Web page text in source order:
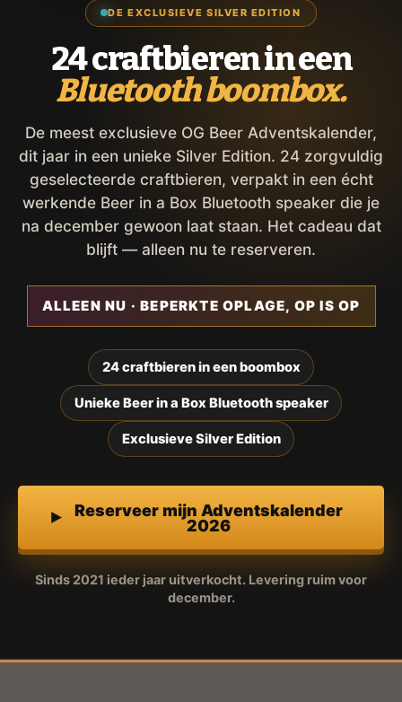
DE EXCLUSIEVE SILVER EDITION
24 craftbieren in een
Bluetooth boombox.
De meest exclusieve OG Beer Adventskalender,
dit jaar in een unieke Silver Edition. 24 zorgvuldig
geselecteerde craftbieren, verpakt in een écht
werkende Beer in a Box Bluetooth speaker die je
na december gewoon laat staan. Het cadeau dat
blijft — alleen nu te reserveren.
ALLEEN NU · BEPERKTE OPLAGE, OP IS OP
24 craftbieren in een boombox
Unieke Beer in a Box Bluetooth speaker
Exclusieve Silver Edition
Reserveer mijn Adventskalender
2026
Sinds 2021 ieder jaar uitverkocht. Levering ruim voor
december.